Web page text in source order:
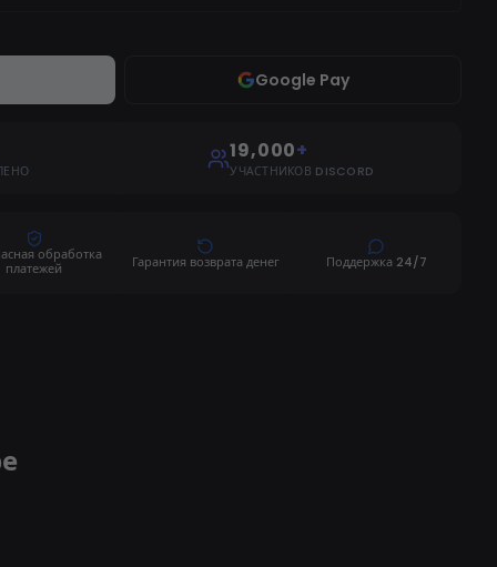
Google Pay
19,000+
УЧАСТНИКОВ DISCORD
обработка
платежей
Гарантия возврата денег Поддержка 24/7